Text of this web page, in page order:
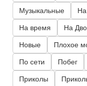
Музыкальные На
На время На
Новые Плохое
По сети Побег
Приколы